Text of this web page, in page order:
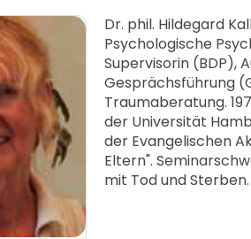
Dr. phil. Hildegard
Psychologische
Supervisorin (BDP),
Gesprächsführung
Traumaberatung.
der Universität
der Evangelischen
Eltern".
mit Tod und Sterben.